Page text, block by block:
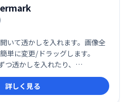
いて透かしを入れます。画像全
単に変更/ドラッグします。
透かしを入れたり、
置を固定したりする必要はも
落とさずに！
詳しく見る